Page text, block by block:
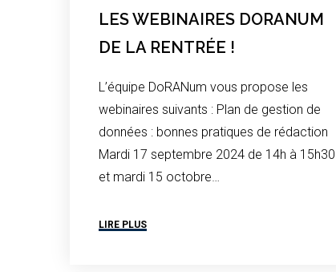
LES WEBINAIRES DORANUM
DE LA RENTRÉE !
L’équipe DoRANum vous propose les
webinaires suivants : Plan de gestion de
données : bonnes pratiques de rédaction
Mardi 17 septembre 2024 de 14h à 15h30
et mardi 15 octobre…
LIRE PLUS